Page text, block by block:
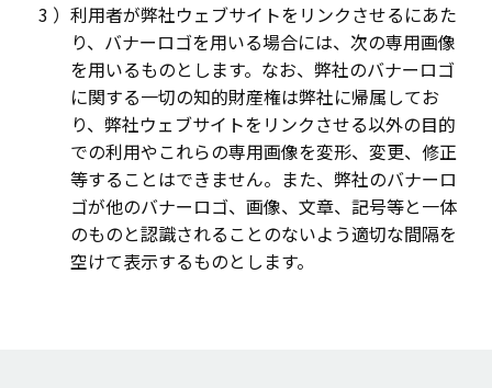
利用者が弊社ウェブサイトをリンクさせるにあた
り、バナーロゴを用いる場合には、次の専用画像
を用いるものとします。なお、弊社のバナーロゴ
に関する一切の知的財産権は弊社に帰属してお
り、弊社ウェブサイトをリンクさせる以外の目的
での利用やこれらの専用画像を変形、変更、修正
等することはできません。また、弊社のバナーロ
ゴが他のバナーロゴ、画像、文章、記号等と一体
のものと認識されることのないよう適切な間隔を
空けて表示するものとします。